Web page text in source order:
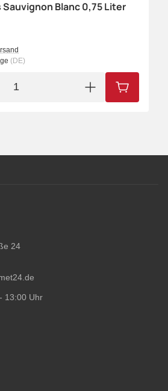
Blanc 0,75 Liter
(DE)
IN DEN
24
13:00 Uhr